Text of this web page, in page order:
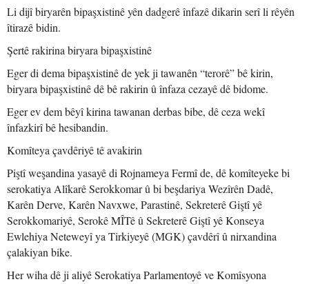
Li dijî biryarên bipaşxistinê yên dadgerê înfazê dikarin serî li rêyên
îtirazê bidin.
Şertê rakirina biryara bipaşxistinê
Eger di dema bipaşxistinê de yek ji tawanên “terorê” bê kirin,
biryara bipaşxistinê dê bê rakirin û înfaza cezayê dê bidome.
Eger ev dem bêyî kirina tawanan derbas bibe, dê ceza wekî
înfazkirî bê hesibandin.
Komîteya çavdêriyê tê avakirin
Piştî weşandina yasayê di Rojnameya Fermî de, dê komîteyeke bi
serokatiya Alîkarê Serokkomar û bi beşdariya Wezîrên Dadê,
Karên Derve, Karên Navxwe, Parastinê, Sekreterê Giştî yê
Serokkomariyê, Serokê MÎTê û Sekreterê Giştî yê Konseya
Ewlehiya Neteweyî ya Tirkiyeyê (MGK) çavdêrî û nirxandina
çalakiyan bike.
Her wiha dê ji aliyê Serokatiya Parlamentoyê ve Komîsyona